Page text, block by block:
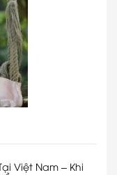
Việt Nam – Khi